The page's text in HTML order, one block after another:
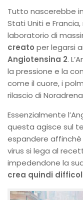
Tutto nascerebbe
Stati Uniti e
laboratorio di
creato per legarsi
Angiotensina 2.
la pressione e la
come il cuore, i
rilascio di
Essenzialmente
questa agisce sul
espandere affinchè
virus si lega al
impedendone la
crea quindi